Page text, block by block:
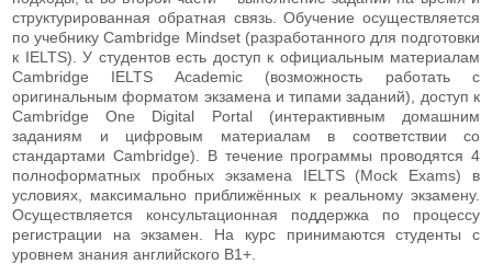
структурированная обратная связь. Обучение осуществляется
по учебнику Cambridge Mindset (разработанного для подготовки
к IELTS). У студентов есть доступ к официальным материалам
Cambridge IELTS Academic (возможность работать с
оригинальным форматом экзамена и типами заданий), доступ к
Cambridge One Digital Portal (интерактивным домашним
заданиям и цифровым материалам в соответствии со
стандартами Cambridge). В течение программы проводятся 4
полноформатных пробных экзамена IELTS (Mock Exams) в
условиях, максимально приближённых к реальному экзамену.
Осуществляется консультационная поддержка по процессу
регистрации на экзамен. На курс принимаются студенты с
уровнем знания английского В1+.